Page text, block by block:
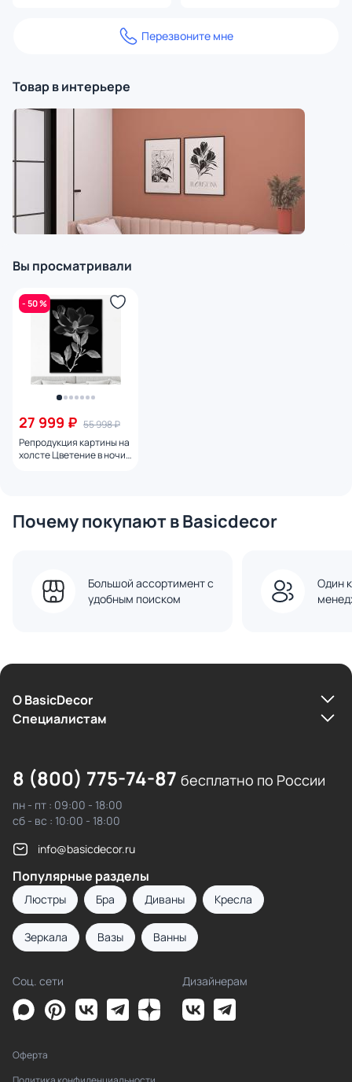
Перезвоните мне
Товар в интерьере
Вы просматривали
- 50 %
27 999 ₽ 55 998 ₽
Репродукция картины на
холсте Цветение в ночи
Почему покупают в Basicdecor
Большой ассортимент с
удобным поиском
Один
О BasicDecor
Cпециалистам
8 (800) 775-74-87 бесплатно по России
пн - пт : 09:00 - 18:00
сб - вс : 10:00 - 18:00
info@basicdecor.ru
Популярные разделы
Люстры Бра Диваны Кресла
Зеркала Вазы Ванны
Соц. сети Дизайнерам
Оферта